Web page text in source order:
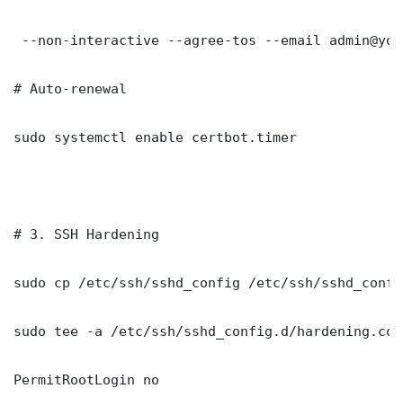
--non-interactive --agree-tos --email
# Auto-renewal
sudo systemctl enable certbot.timer
# 3. SSH Hardening
sudo cp /etc/ssh/sshd_config /etc/ssh/
sudo tee -a /etc/ssh/sshd_config.d/
PermitRootLogin no